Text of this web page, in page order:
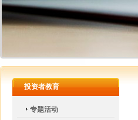
投资者教育
专题活动